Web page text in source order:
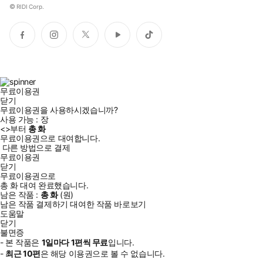
© RIDI Corp.
페
이
인
스
트
위
유
튜
틱
톡
무료이용권
닫기
무료이용권을 사용하시겠습니까?
사용 가능 : 장
<>부터 총화
무료이용권으로 대여합니다.
다른 방법으로 결제
무료이용권
닫기
무료이용권으로
총화대여 완료했습니다.
남은 작품 : 총화(원)
남은 작품 결제하기 대여한 작품 바로보기
도움말
닫기
불면증
- 본 작품은 1일마다1편씩 무료입니다.
- 최근10편은 해당 이용권으로 볼 수 없습니다.